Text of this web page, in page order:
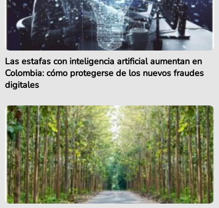
Las estafas con inteligencia artificial aumentan en
Colombia: cómo protegerse de los nuevos fraudes
digitales